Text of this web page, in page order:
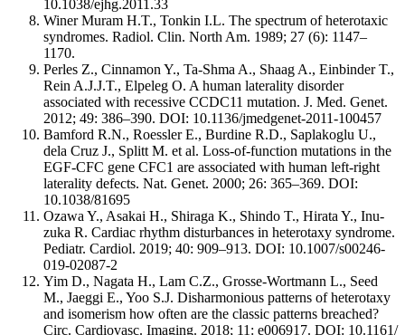
10.1038/ejhg.2011.33
Winer Muram H.T., Tonkin I.L. The spectrum of heterotaxic
syndromes. Radiol. Clin. North Am. 1989; 27 (6): 1147–
1170.
Perles Z., Cinnamon Y., Ta-Shma A., Shaag A., Einbinder T.,
Rein A.J.J.T., Elpeleg O. A human laterality disorder
associated with recessive CCDC11 mutation. J. Med. Genet.
2012; 49: 386–390. DOI: 10.1136/jmedgenet-2011-100457
Bamford R.N., Roessler E., Burdine R.D., Saplakoglu U.,
dela Cruz J., Splitt M. et al. Loss-of-function mutations in the
EGF-CFC gene CFC1 are associated with human left-right
laterality defects. Nat. Genet. 2000; 26: 365–369. DOI:
10.1038/81695
Ozawa Y., Asakai H., Shiraga K., Shindo T., Hirata Y., Inu-
zuka R. Cardiac rhythm disturbances in heterotaxy syndrome.
Pediatr. Cardiol. 2019; 40: 909–913. DOI: 10.1007/s00246-
019-02087-2
Yim D., Nagata H., Lam C.Z., Grosse-Wortmann L., Seed
M., Jaeggi E., Yoo S.J. Disharmonious patterns of heterotaxy
and isomerism how often are the classic patterns breached?
Circ. Cardiovasc. Imaging. 2018; 11: e006917. DOI: 10.1161/